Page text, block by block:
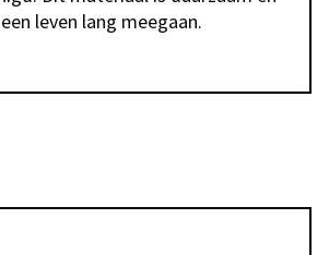
leven lang meegaan.